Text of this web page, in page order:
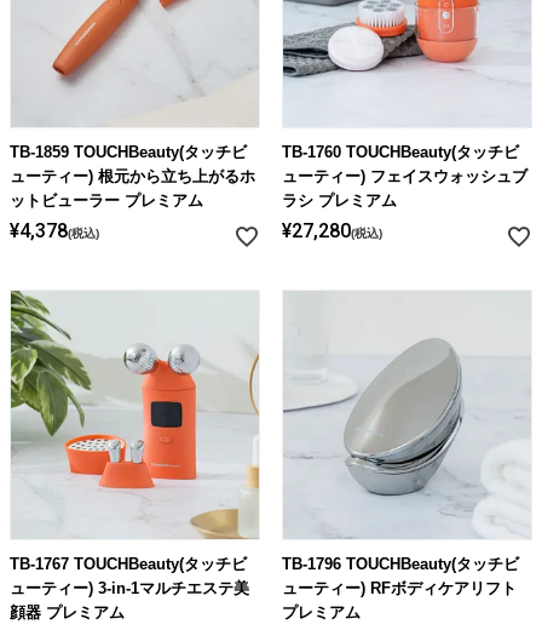
TB-1859 TOUCHBeauty(タッチビ
ューティー) 根元から立ち上がるホ
ットビューラー プレミアム
¥4,378 税込
TB-1760 TOUCHBeauty(タッチビ
ューティー) フェイスウォッシュブ
ラシ プレミアム
¥27,280 税込
TB-1767 TOUCHBeauty(タッチビ
ューティー) 3-in-1マルチエステ美
顔器 プレミアム
TB-1796 TOUCHBeauty(タッチビ
ューティー) RFボディケアリフト
プレミアム